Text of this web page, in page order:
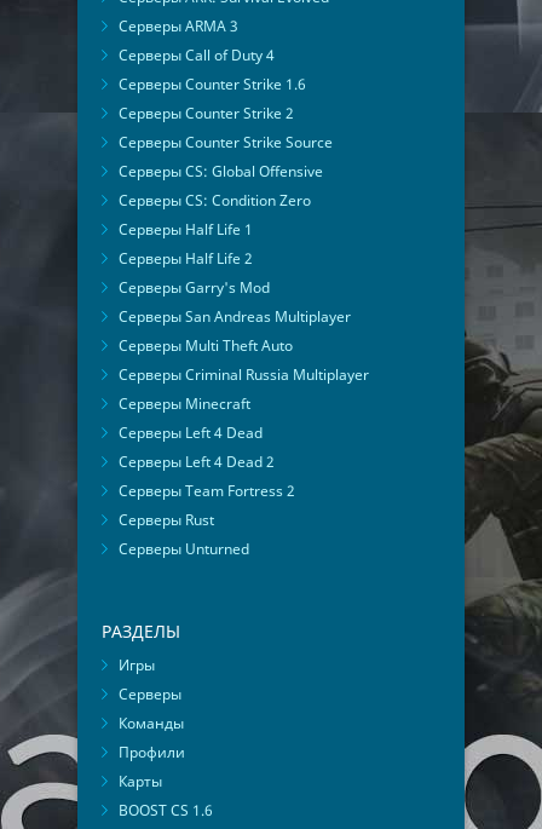
Серверы ARMA 3
Серверы Call of Duty 4
Серверы Counter Strike 1.6
Серверы Counter Strike 2
Серверы Counter Strike Source
Серверы CS: Global Offensive
Серверы CS: Condition Zero
Серверы Half Life 1
Серверы Half Life 2
Серверы Garry's Mod
Серверы San Andreas Multiplayer
Серверы Multi Theft Auto
Серверы Criminal Russia Multiplayer
Серверы Minecraft
Серверы Left 4 Dead
Серверы Left 4 Dead 2
Серверы Team Fortress 2
Серверы Rust
Серверы Unturned
РАЗДЕЛЫ
Игры
Серверы
Команды
Профили
Карты
BOOST CS 1.6